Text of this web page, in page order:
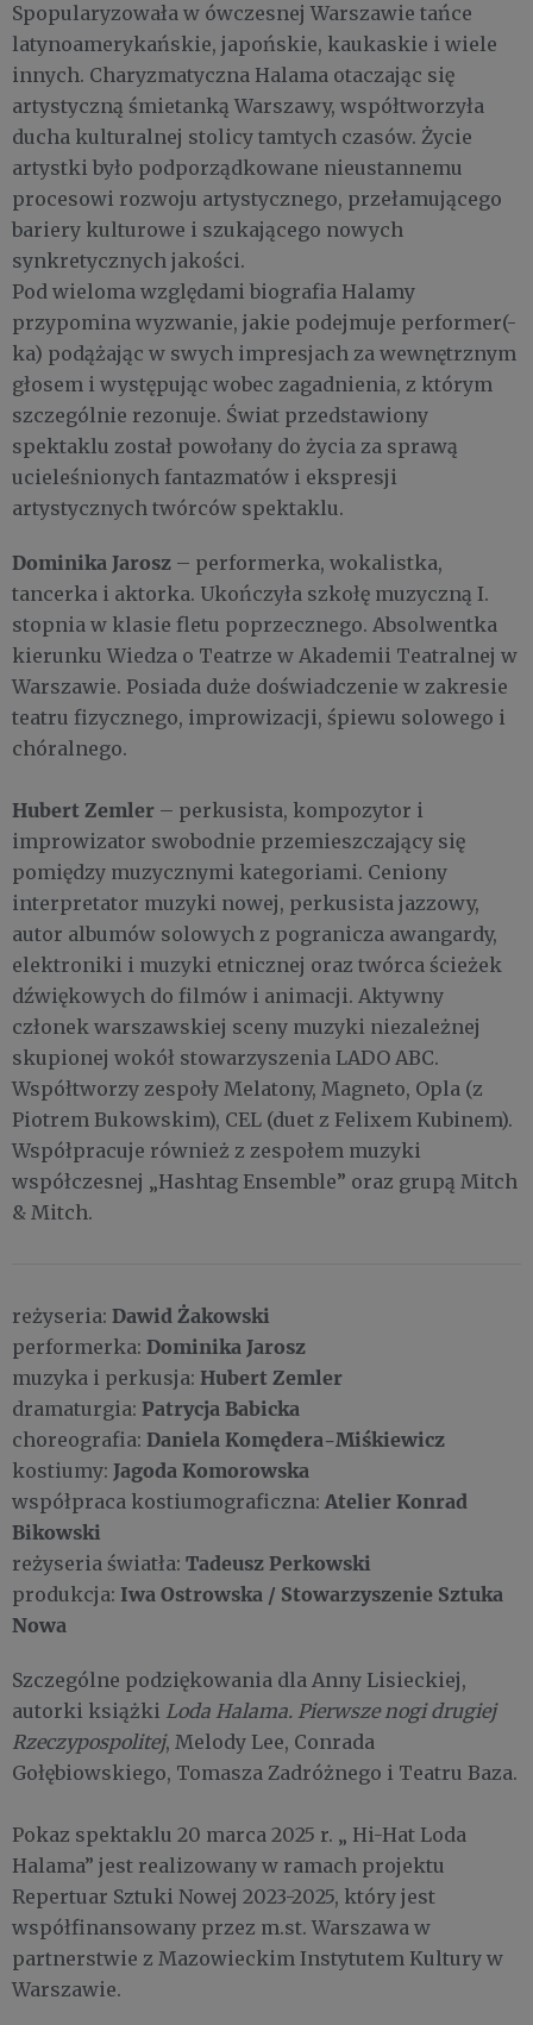
Spopularyzowała w ówczesnej Warszawie tańce
latynoamerykańskie, japońskie, kaukaskie i wiele
innych. Charyzmatyczna Halama otaczając się
artystyczną śmietanką Warszawy, współtworzyła
ducha kulturalnej stolicy tamtych czasów. Życie
artystki było podporządkowane nieustannemu
procesowi rozwoju artystycznego, przełamującego
bariery kulturowe i szukającego nowych
synkretycznych jakości.
Pod wieloma względami biografia Halamy
przypomina wyzwanie, jakie podejmuje performer(-
ka) podążając w swych impresjach za wewnętrznym
głosem i występując wobec zagadnienia, z którym
szczególnie rezonuje. Świat przedstawiony
spektaklu został powołany do życia za sprawą
ucieleśnionych fantazmatów i ekspresji
artystycznych twórców spektaklu.
Dominika Jarosz – performerka, wokalistka,
tancerka i aktorka. Ukończyła szkołę muzyczną I.
stopnia w klasie fletu poprzecznego. Absolwentka
kierunku Wiedza o Teatrze w Akademii Teatralnej w
Warszawie. Posiada duże doświadczenie w zakresie
teatru fizycznego, improwizacji, śpiewu solowego i
chóralnego.
Hubert Zemler – perkusista, kompozytor i
improwizator swobodnie przemieszczający się
pomiędzy muzycznymi kategoriami. Ceniony
interpretator muzyki nowej, perkusista jazzowy,
autor albumów solowych z pogranicza awangardy,
elektroniki i muzyki etnicznej oraz twórca ścieżek
dźwiękowych do filmów i animacji. Aktywny
członek warszawskiej sceny muzyki niezależnej
skupionej wokół stowarzyszenia LADO ABC.
Współtworzy zespoły Melatony, Magneto, Opla (z
Piotrem Bukowskim), CEL (duet z Felixem Kubinem).
Współpracuje również z zespołem muzyki
współczesnej „Hashtag Ensemble” oraz grupą Mitch
& Mitch.
reżyseria: Dawid Żakowski
performerka: Dominika Jarosz
muzyka i perkusja: Hubert Zemler
dramaturgia: Patrycja Babicka
choreografia: Daniela Komędera-Miśkiewicz
kostiumy: Jagoda Komorowska
współpraca kostiumograficzna: Atelier Konrad
Bikowski
reżyseria światła: Tadeusz Perkowski
produkcja: Iwa Ostrowska / Stowarzyszenie Sztuka
Nowa
Szczególne podziękowania dla Anny Lisieckiej,
autorki książki Loda Halama. Pierwsze nogi drugiej
Rzeczypospolitej, Melody Lee, Conrada
Gołębiowskiego, Tomasza Zadróżnego i Teatru Baza.
Pokaz spektaklu 20 marca 2025 r. „ Hi-Hat Loda
Halama” jest realizowany w ramach projektu
Repertuar Sztuki Nowej 2023-2025, który jest
współfinansowany przez m.st. Warszawa w
partnerstwie z Mazowieckim Instytutem Kultury w
Warszawie.